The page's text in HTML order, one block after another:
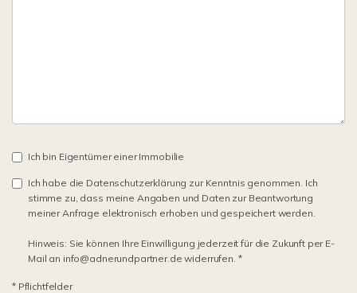
Ich bin Eigentümer einer Immobilie
Ich habe die Datenschutzerklärung zur Kenntnis genommen. Ich
stimme zu, dass meine Angaben und Daten zur Beantwortung
meiner Anfrage elektronisch erhoben und gespeichert werden.
Hinweis: Sie können Ihre Einwilligung jederzeit für die Zukunft per E-
Mail an info@adnerundpartner.de widerrufen. *
* Pflichtfelder